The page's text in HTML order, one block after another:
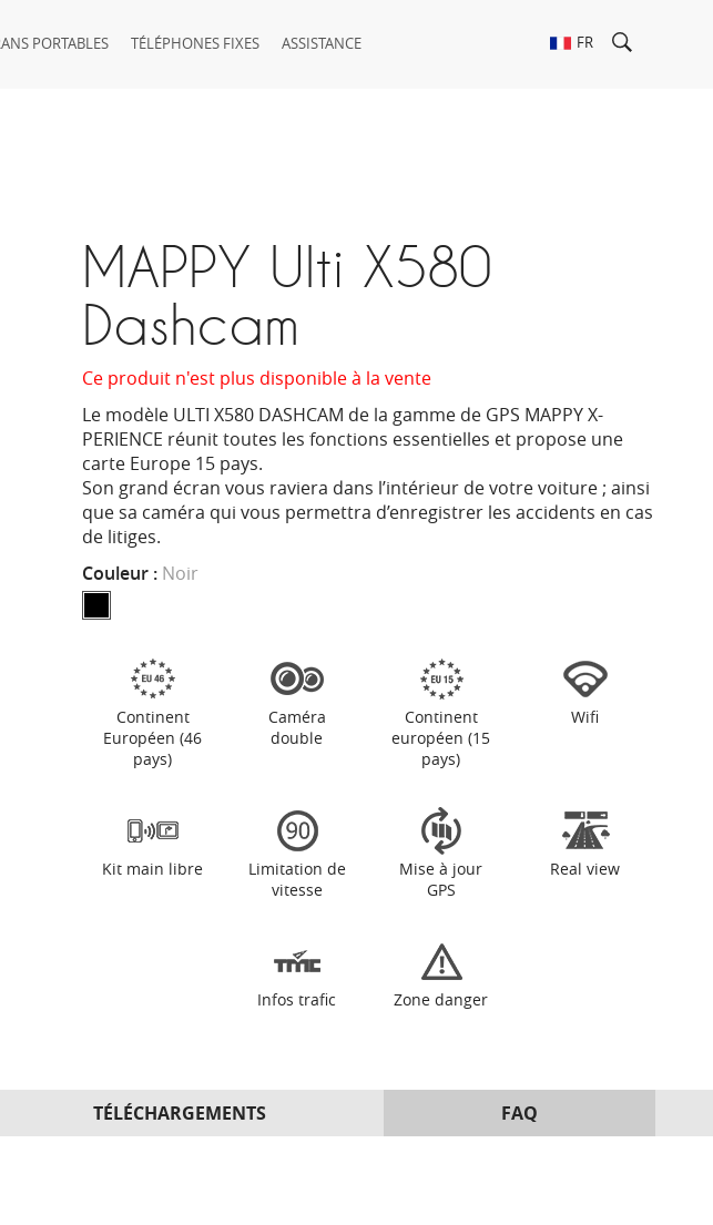
PORTABLES TÉLÉPHONES FIXES ASSISTANCE FR
MAPPY Ulti X580
Dashcam
Ce produit n'est plus disponible à la vente
Le modèle ULTI X580 DASHCAM de la gamme de GPS MAPPY X-
PERIENCE réunit toutes les fonctions essentielles et propose une
carte Europe 15 pays.
Son grand écran vous raviera dans l’intérieur de votre voiture ; ainsi
que sa caméra qui vous permettra d’enregistrer les accidents en cas
de litiges.
Couleur : Noir
Continent
Européen (46
pays)
Caméra
double
Continent
européen (15
pays)
Wifi
Kit main libre
Limitation de
vitesse
Mise à jour
GPS
Real view
Infos trafic Zone danger
TÉLÉCHARGEMENTS FAQ